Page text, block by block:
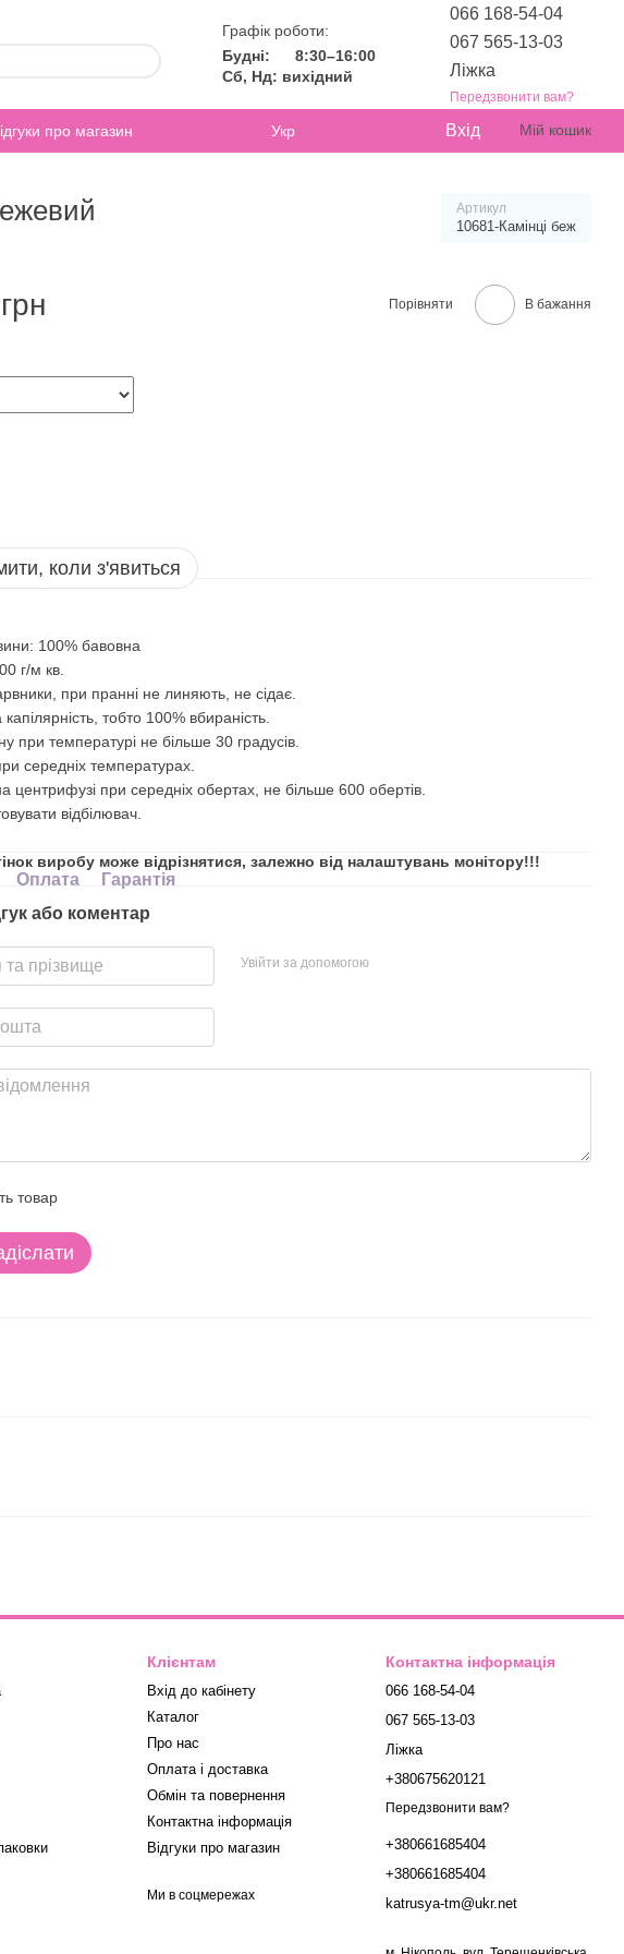
Графік роботи:
Будні:
8:30–16:00
Сб, Нд: вихідний
066 168-54-04
067 565-13-03
Ліжка
Передзвонити вам?
про магазин Укр Вхід Мій кошик
Артикул
10681-Камінці беж
Порівняти В бажання
коли з'явиться
100% бавовна
г/м кв.
при пранні не линяють, не сідає.
тобто 100% вбираність.
при температурі не більше 30 градусів.
середніх температурах.
центрифузі при середніх обертах, не більше 600 обертів.
відбілювач.
виробу може відрізнятися, залежно від налаштувань монітору!!!
Оплата
Гарантія
або коментар
Увійти за допомогою
товар
Клієнтам
Вхід до кабінету
Каталог
Про нас
Оплата і доставка
Обмін та повернення
Контактна інформація
Відгуки про магазин
Ми в соцмережах
Контактна інформація
066 168-54-04
067 565-13-03
Ліжка
+380675620121
Передзвонити вам?
+380661685404
+380661685404
katrusya-tm@ukr.net